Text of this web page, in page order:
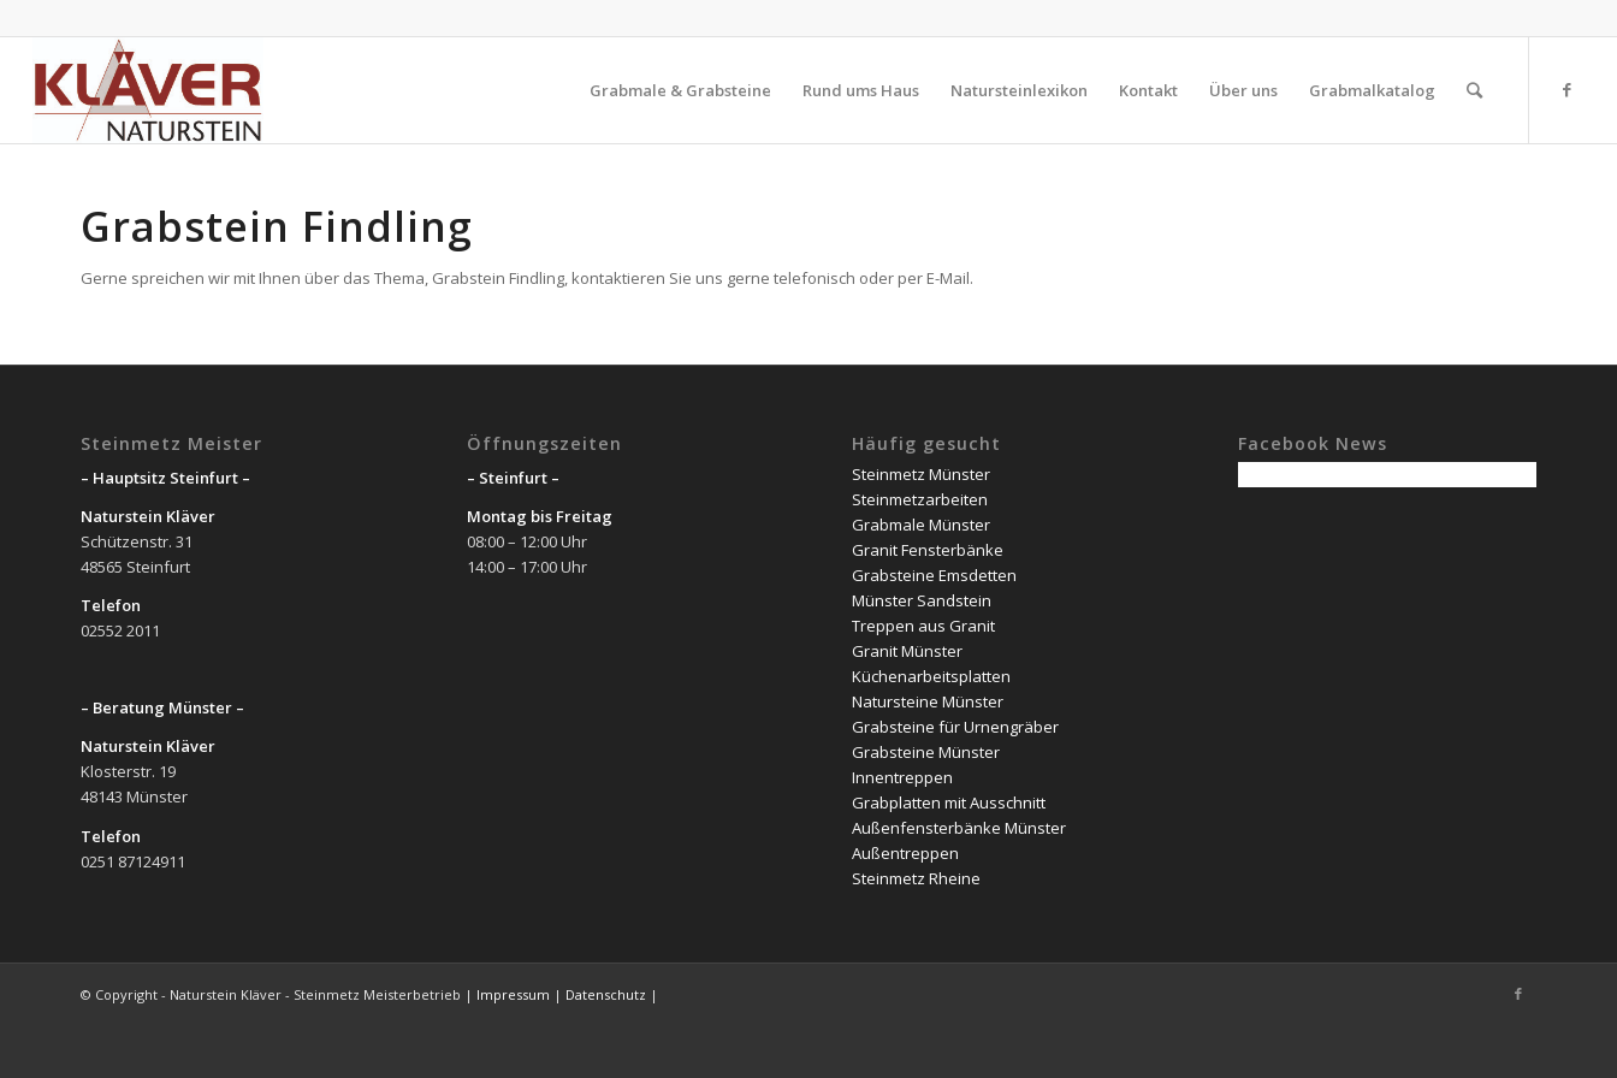
Grabmale & Grabsteine Rund ums Haus Natursteinlexikon Kontakt Über uns Grabmalkatalog
Grabstein Findling
Gerne spreichen wir mit Ihnen über das Thema, Grabstein Findling, kontaktieren Sie uns gerne telefonisch oder per E-Mail.
Steinmetz Meister
– Hauptsitz Steinfurt –
Naturstein Kläver
Schützenstr. 31
48565 Steinfurt
Telefon
02552 2011
– Beratung Münster –
Naturstein Kläver
Klosterstr. 19
48143 Münster
Telefon
0251 87124911
Öffnungszeiten
– Steinfurt –
Montag bis Freitag
08:00 – 12:00 Uhr
14:00 – 17:00 Uhr
Häufig gesucht
Steinmetz Münster
Steinmetzarbeiten
Grabmale Münster
Granit Fensterbänke
Grabsteine Emsdetten
Münster Sandstein
Treppen aus Granit
Granit Münster
Küchenarbeitsplatten
Natursteine Münster
Grabsteine für Urnengräber
Grabsteine Münster
Innentreppen
Grabplatten mit Ausschnitt
Außenfensterbänke Münster
Außentreppen
Steinmetz Rheine
Facebook News
© Copyright - Naturstein Kläver - Steinmetz Meisterbetrieb | Impressum | Datenschutz |